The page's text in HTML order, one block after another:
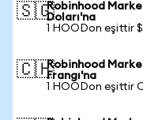
🇸🇬Robinhood
Doları'na
1 HOODon eşittir
🇨🇭Robinhood
Frangı'na
1 HOODon eşittir